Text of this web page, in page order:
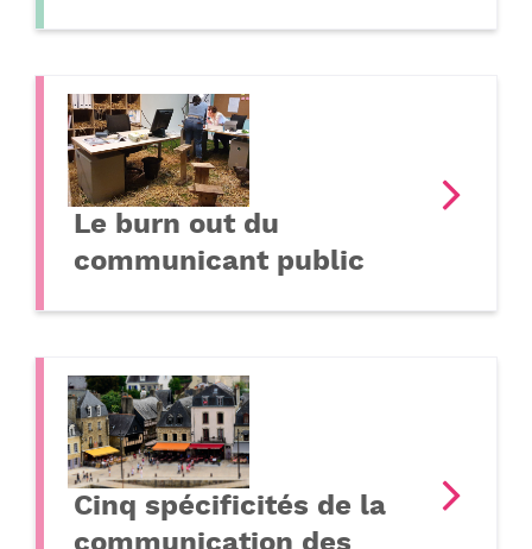
Le burn out du
communicant public
Cinq spécificités de la